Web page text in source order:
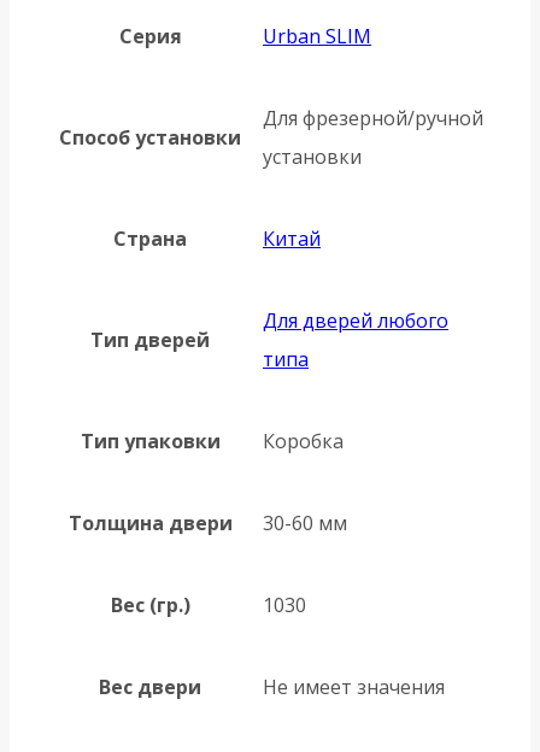
Серия Urban SLIM
Способ установки
Для фрезерной/ручной
установки
Страна Китай
Тип дверей
Для дверей любого
типа
Тип упаковки Коробка
Толщина двери 30-60 мм
Вес (гр.) 1030
Вес двери Не имеет значения